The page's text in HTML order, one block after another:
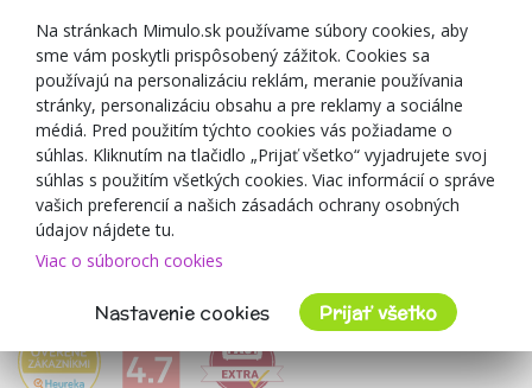
Zľavové kupóny
Blog
O predajcovi
Mimulo.sk
Obchodné podmienky
Ochrana osobných údajov GDPR
Kontakty
Spolupracujeme
Na stránkach Mimulo.sk používame súbory cookies, aby
sme vám poskytli prispôsobený zážitok. Cookies sa
používajú na personalizáciu reklám, meranie používania
stránky, personalizáciu obsahu a pre reklamy a sociálne
médiá. Pred použitím týchto cookies vás požiadame o
súhlas. Kliknutím na tlačidlo „Prijať všetko“ vyjadrujete svoj
súhlas s použitím všetkých cookies. Viac informácií o správe
vašich preferencií a našich zásadách ochrany osobných
údajov nájdete tu.
Viac o súboroch cookies
Nastavenie cookies Prijať všetko